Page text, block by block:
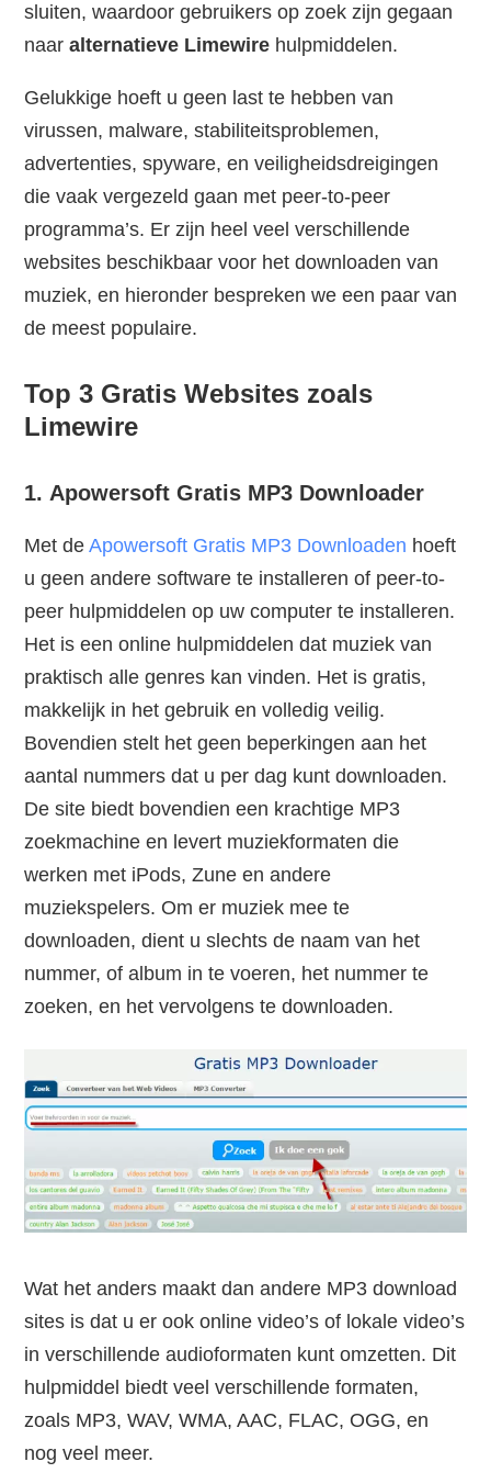
sluiten, waardoor gebruikers op zoek zijn gegaan
naaralternatieve Limewire hulpmiddelen.
Gelukkige hoeft u geen last te hebben van
virussen, malware, stabiliteitsproblemen,
advertenties, spyware, en veiligheidsdreigingen
die vaak vergezeld gaan met peer-to-peer
programma’s. Er zijn heel veel verschillende
websites beschikbaar voor het downloaden van
muziek, en hieronder bespreken we een paar van
de meest populaire.
Top 3 Gratis Websites zoals
Limewire
1. Apowersoft Gratis MP3 Downloader
Met deApowersoft Gratis MP3 Downloaden hoeft
u geen andere software te installeren of peer-to-
peer hulpmiddelen op uw computer te installeren.
Het is een online hulpmiddelen dat muziek van
praktisch alle genres kan vinden. Het is gratis,
makkelijk in het gebruik en volledig veilig.
Bovendien stelt het geen beperkingen aan het
aantal nummers dat u per dag kunt downloaden.
De site biedt bovendien een krachtige MP3
zoekmachine en levert muziekformaten die
werken met iPods, Zune en andere
muziekspelers. Om er muziek mee te
downloaden, dient u slechts de naam van het
nummer, of album in te voeren, het nummer te
zoeken, en het vervolgens te downloaden.
Wat het anders maakt dan andere MP3 download
sites is dat u er ook online video’s of lokale video’s
in verschillende audioformaten kunt omzetten. Dit
hulpmiddel biedt veel verschillende formaten,
zoals MP3, WAV, WMA, AAC, FLAC, OGG, en
nog veel meer.